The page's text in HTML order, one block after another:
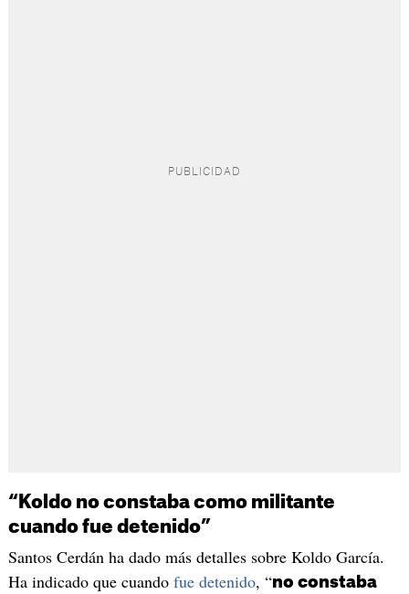
“Koldo no constaba como militante
cuando fue detenido”
Santos Cerdán ha dado más detalles sobre Koldo García.
Ha indicado que cuando fue detenido, “no constaba